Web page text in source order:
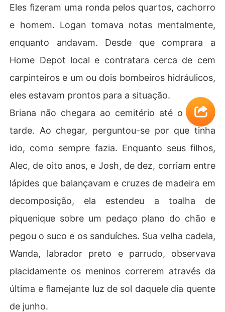
Eles fizeram uma ronda pelos quartos, cachorro
e homem. Logan tomava notas mentalmente,
enquanto andavam. Desde que comprara a
Home Depot local e contratara cerca de cem
carpinteiros e um ou dois bombeiros hidráulicos,
eles estavam prontos para a situação.
Briana não chegara ao cemitério até o fim da
tarde. Ao chegar, perguntou-se por que tinha
ido, como sempre fazia. Enquanto seus filhos,
Alec, de oito anos, e Josh, de dez, corriam entre
lápides que balançavam e cruzes de madeira em
decomposição, ela estendeu a toalha de
piquenique sobre um pedaço plano do chão e
pegou o suco e os sanduíches. Sua velha cadela,
Wanda, labrador preto e parrudo, observava
placidamente os meninos correrem através da
última e flamejante luz de sol daquele dia quente
de junho.